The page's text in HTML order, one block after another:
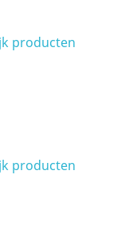
producten
producten